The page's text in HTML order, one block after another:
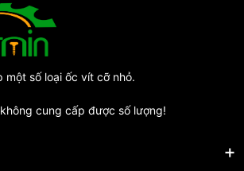
một số loại ốc vít cỡ nhỏ.
cung cấp được số lượng!